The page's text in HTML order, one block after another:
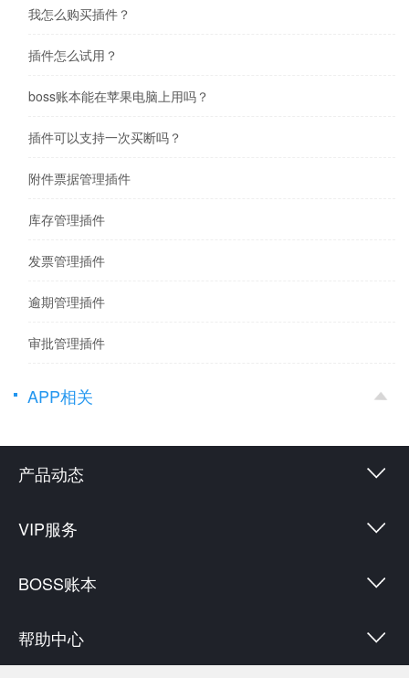
我怎么购买插件？
插件怎么试用？
boss账本能在苹果电脑上用吗？
插件可以支持一次买断吗？
附件票据管理插件
库存管理插件
发票管理插件
逾期管理插件
审批管理插件
APP相关
产品动态
VIP服务
BOSS账本
帮助中心